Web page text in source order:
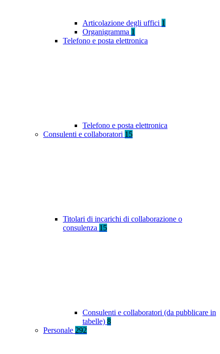
Articolazione degli uffici 1
Organigramma 1
Telefono e posta elettronica
Telefono e posta elettronica
Consulenti e collaboratori 15
Titolari di incarichi di collaborazione o
consulenza 15
Consulenti e collaboratori (da pubblicare in
tabelle) 8
Personale 292